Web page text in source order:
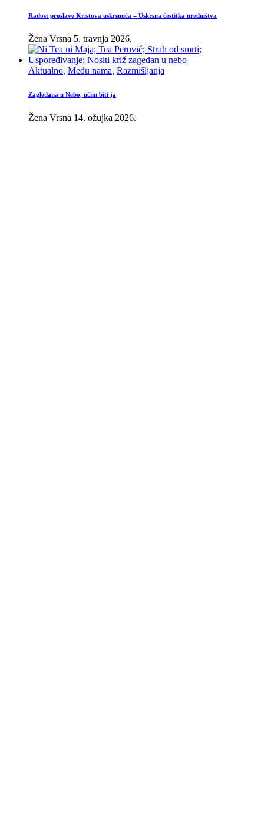
Radost proslave Kristova uskrsnuća – Uskrsna čestitka uredništva
Žena Vrsna 5. travnja 2026.
Aktualno Među nama Razmišljanja
Zagledana u Nebo, učim biti ja
Žena Vrsna 14. ožujka 2026.